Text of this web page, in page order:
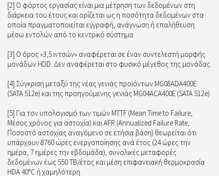
[2] Ο φόρτος εργασίας είναι μια μέτρηση των δεδομένων στη
διάρκεια του έτους και ορίζεται ως η ποσότητα δεδομένων στα
οποία πραγματοποιείται εγγραφή, ανάγνωση ή επαλήθευση
μέσω εντολών από το κεντρικό σύστημα.
[3] Ο όρος «3,5 ιντσών» αναφέρεται σε έναν συντελεστή μορφής
μονάδων HDD. Δεν αναφέρεται στο φυσικό μέγεθος της μονάδας.
[4] Σύγκριση μεταξύ της νέας γενιάς προϊόντων MG08ADA400E
(SATA 512e) και της προηγούμενης γενιάς MG04ACA400E (SATA 512e).
[5] Για τον υπολογισμό των τιμών MTTF (Mean Time to Failure,
Μέσος χρόνος για αστοχία) και AFR (Annualized Failure Rate,
Ποσοστό αστοχίας αναγόμενο σε ετήσια βάση) θεωρείται ότι
υπάρχουν 8760 ώρες ενεργοποίησης ανά έτος (24 ώρες την
ημέρα, 7 ημέρες την εβδομάδα), συνολικές μεταφορές
δεδομένων έως 550 TB/έτος και μέση επιφανειακή θερμοκρασία
HDA 40°C ή χαμηλότερη.